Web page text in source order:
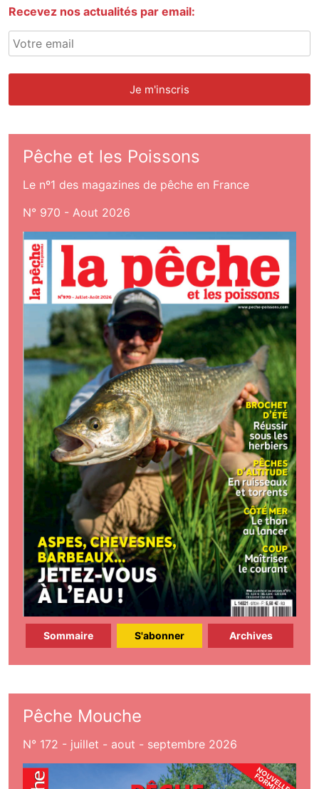
Recevez nos actualités par email:
Pêche et les Poissons
Le nº1 des magazines de pêche en France
N° 970 - Aout 2026
Sommaire S'abonner Archives
Pêche Mouche
N° 172 - juillet - aout - septembre 2026